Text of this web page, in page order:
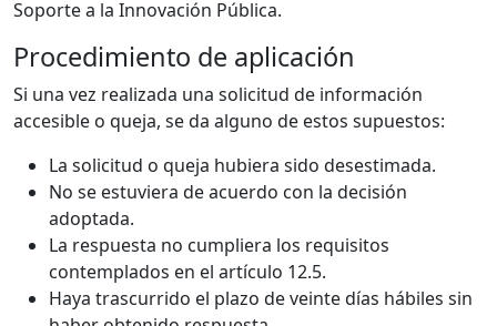
Soporte a la Innovación Pública.
Procedimiento de aplicación
Si una vez realizada una solicitud de información
accesible o queja, se da alguno de estos supuestos:
La solicitud o queja hubiera sido desestimada.
No se estuviera de acuerdo con la decisión
adoptada.
La respuesta no cumpliera los requisitos
contemplados en el artículo 12.5.
Haya trascurrido el plazo de veinte días hábiles sin